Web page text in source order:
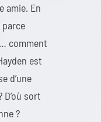
amie. En
parce
comment
est
d’une
sort
?